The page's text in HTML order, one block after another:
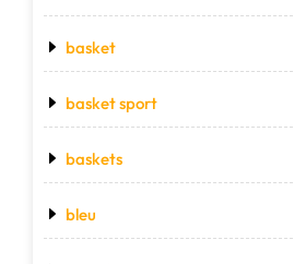
basket
basket sport
baskets
bleu